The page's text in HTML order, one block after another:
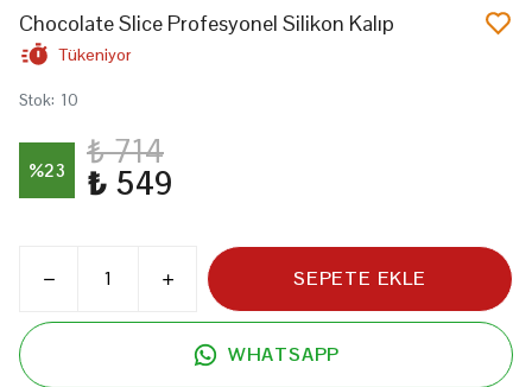
Chocolate Slice Profesyonel Silikon Kalıp
Tükeniyor
Stok: 10
%23 ₺ 714
₺ 549
SEPETE EKLE
WHATSAPP